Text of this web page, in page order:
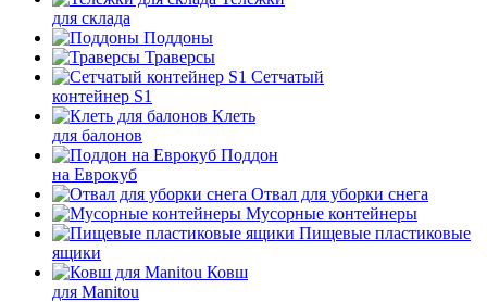
для склада
Поддоны
Траверсы
Сетчатый
контейнер S1
Клеть
для балонов
Поддон
на Еврокуб
Отвал для уборки снега
Мусорные контейнеры
Пищевые пластиковые
ящики
Ковш
для Manitou